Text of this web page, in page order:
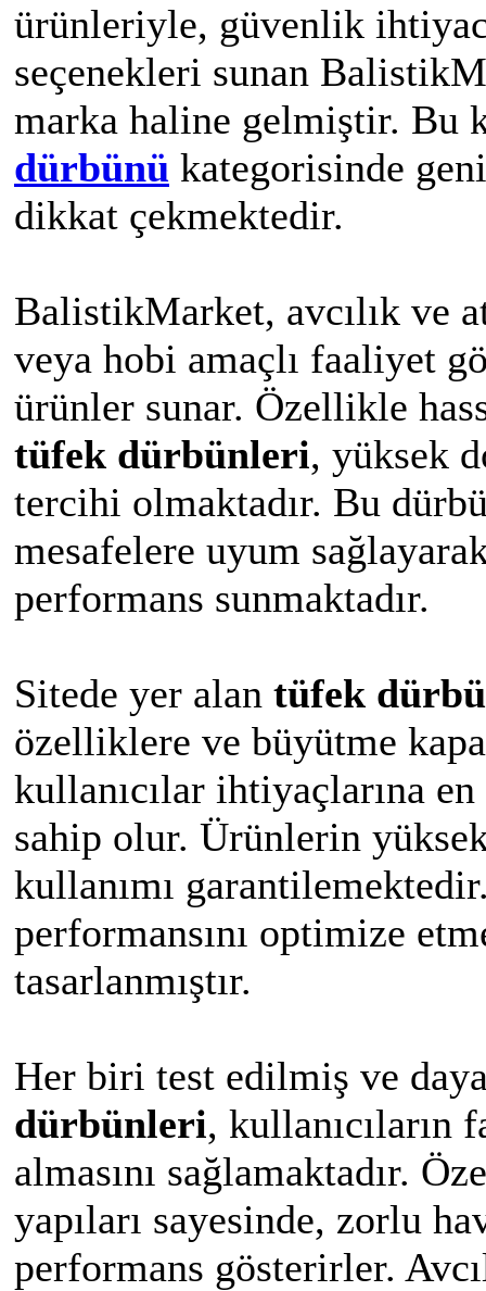
ürünleriyle, güvenlik
seçenekleri sunan
marka haline gelmiştir. Bu
dürbünü kategorisinde
dikkat çekmektedir.
BalistikMarket, avcılık ve
veya hobi amaçlı faaliyet
ürünler sunar. Özellikle
tüfek dürbünleri, yüksek
tercihi olmaktadır. Bu
mesafelere uyum
performans sunmaktadır.
Sitede yer alan tüfek
özelliklere ve büyütme
kullanıcılar ihtiyaçlarına
sahip olur. Ürünlerin
kullanımı
performansını optimize
tasarlanmıştır.
Her biri test edilmiş ve
dürbünleri, kullanıcıların
almasını sağlamaktadır.
yapıları sayesinde, zorlu
performans gösterirler.